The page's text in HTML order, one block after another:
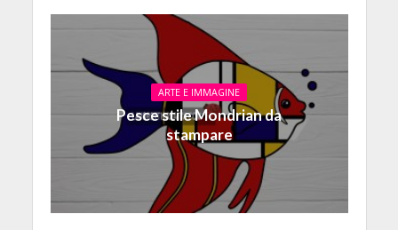
ARTE E IMMAGINE
Pesce stile Mondrian da
stampare